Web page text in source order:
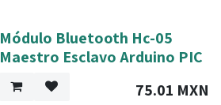
Módulo Bluetooth Hc-05
Maestro Esclavo Arduino PIC
75.01 MXN